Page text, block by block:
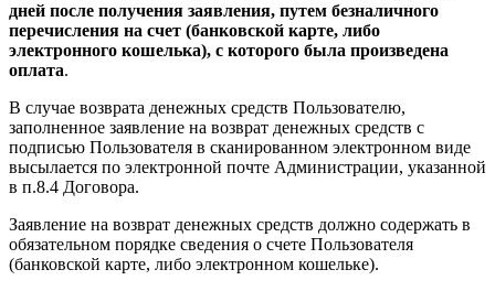
дней после получения заявления, путем безналичного
перечисления на счет (банковской карте, либо
электронного кошелька), с которого была произведена
оплата.
В случае возврата денежных средств Пользователю,
заполненное заявление на возврат денежных средств с
подписью Пользователя в сканированном электронном виде
высылается по электронной почте Администрации, указанной
в п.8.4 Договора.
Заявление на возврат денежных средств должно содержать в
обязательном порядке сведения о счете Пользователя
(банковской карте, либо электронном кошельке).